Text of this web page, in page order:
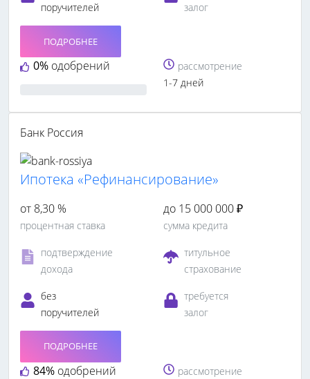
поручителей
залог
0% одобрений
ПОДРОБНЕЕ
рассмотрение
1-7 дней
Банк Россия
Ипотека «Рефинансирование»
от 8,30 %
процентная ставка
до 15 000 000 ₽
сумма кредита
подтверждение
дохода
титульное
страхование
без
поручителей
требуется
залог
84% одобрений
ПОДРОБНЕЕ
рассмотрение